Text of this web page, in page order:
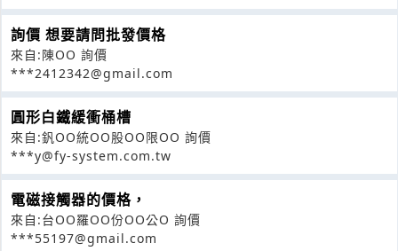
詢價 想要請問批發價格
來自:陳OO 詢價
***2412342@gmail.com
圓形白鐵緩衝桶槽
來自:釩OO統OO股OO限OO 詢價
***y@fy-system.com.tw
電磁接觸器的價格，
來自:台OO羅OO份OO公O 詢價
***55197@gmail.com